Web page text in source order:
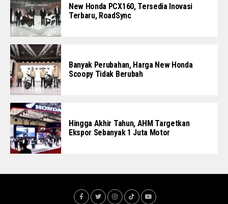
New Honda PCX160, Tersedia Inovasi
Terbaru, RoadSync
Banyak Perubahan, Harga New Honda
Scoopy Tidak Berubah
Hingga Akhir Tahun, AHM Targetkan
Ekspor Sebanyak 1 Juta Motor